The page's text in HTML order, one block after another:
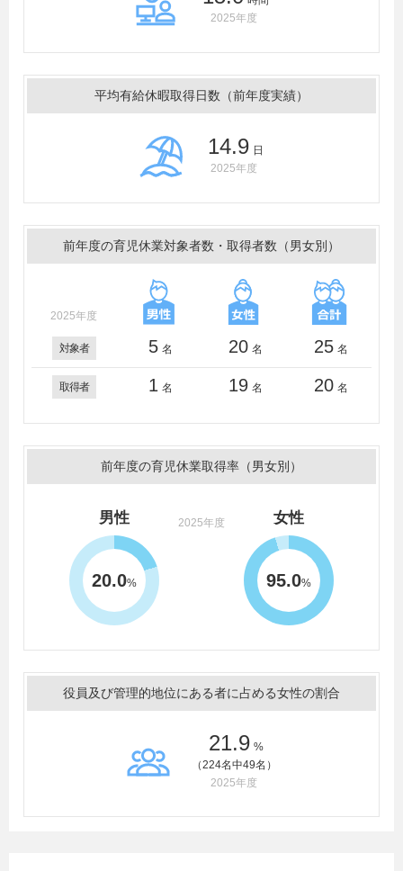
2025年度
平均有給休暇取得日数（前年度実績）
14.9 日
2025年度
前年度の育児休業対象者数・取得者数（男女別）
2025年度
対象者 5 名 20 名 25 名
取得者 1 名 19 名 20 名
前年度の育児休業取得率（男女別）
2025年度
男性
20.0%
女性
95.0%
役員及び管理的地位にある者に占める女性の割合
21.9 %
（224名中49名）
2025年度